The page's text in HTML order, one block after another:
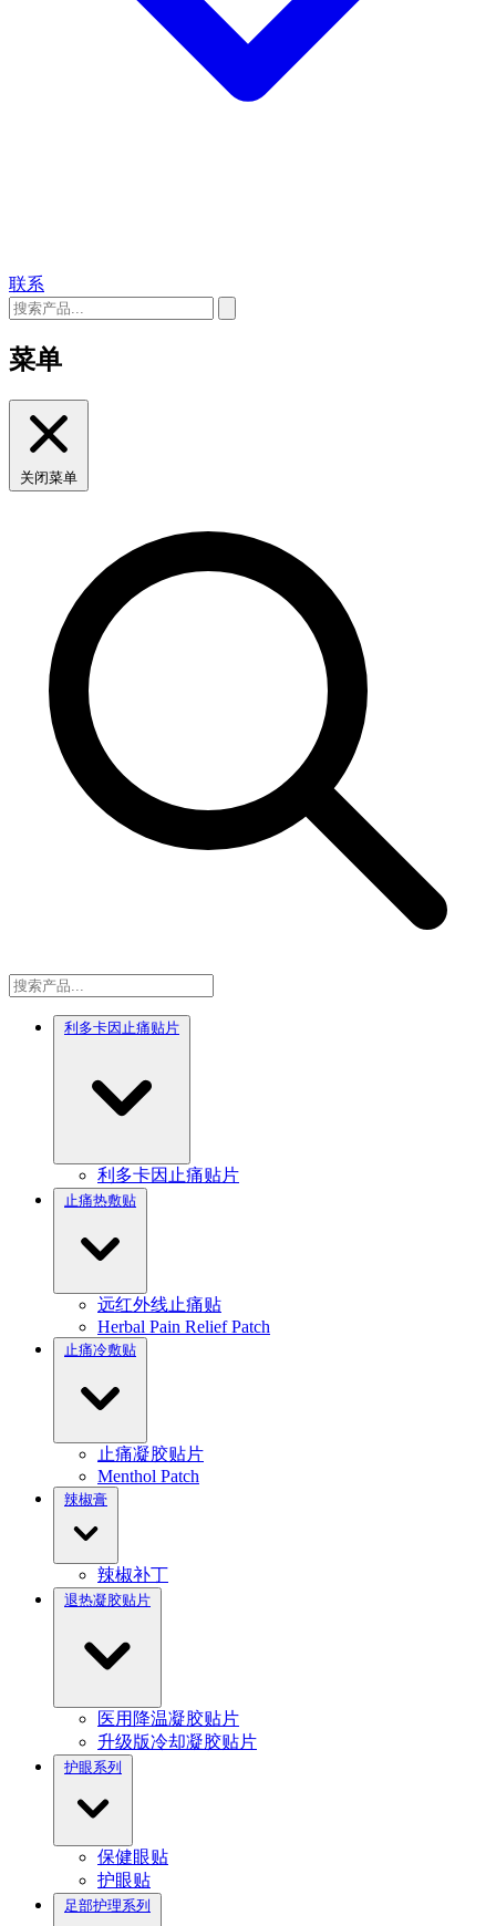
联系
菜单
关闭菜单
利多卡因止痛贴片
利多卡因止痛贴片
止痛热敷贴
远红外线止痛贴
Herbal Pain Relief Patch
止痛冷敷贴
止痛凝胶贴片
Menthol Patch
辣椒膏
辣椒补丁
退热凝胶贴片
医用降温凝胶贴片
升级版冷却凝胶贴片
护眼系列
保健眼贴
护眼贴
足部护理系列